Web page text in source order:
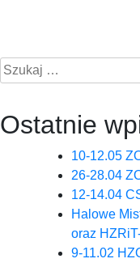
Szukaj:
Ostatnie
10-12.05
26-28.04
12-14.04
Halowe
oraz
9-11.02